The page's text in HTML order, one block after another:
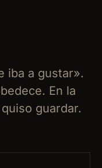
iba a gustar».
En la
guardar.